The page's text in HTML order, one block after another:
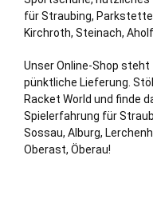
für Straubing,
Kirchroth, Steinach,
Unser Online-Shop
pünktliche Lieferung.
Racket World und finde
Spielerfahrung für
Sossau, Alburg,
Oberast, Öberau!